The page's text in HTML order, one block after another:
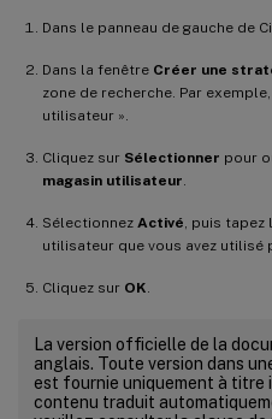
Dans le panneau de gauche de
Dans la fenêtre Créer une
zone de recherche. Par
utilisateur ».
Cliquez sur Sélectionner pour
magasin utilisateur
Sélectionnez Activé , puis
utilisateur que vous avez utilisé
Cliquez sur OK
La version officielle de la
anglais. Toute version dans
est fournie uniquement à
contenu traduit